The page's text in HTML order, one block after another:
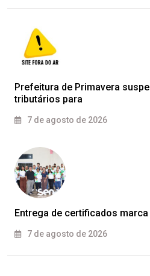
Prefeitura de Primavera
tributários para
7 de agosto de 2026
Entrega de certificados
7 de agosto de 2026